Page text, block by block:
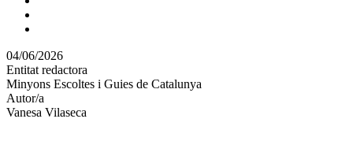
Comparteix
altres
xarxes
socials
04/06/2026
Entitat redactora
Minyons Escoltes i Guies de Catalunya
Autor/a
Vanesa Vilaseca